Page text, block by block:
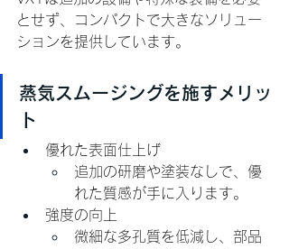
とせず、コンパクトで大きなソリュー
ションを提供しています。
蒸気スムージングを施すメリッ
ト
優れた表面仕上げ
追加の研磨や塗装なしで、優
れた質感が手に入ります。
強度の向上
微細な多孔質を低減し、部品